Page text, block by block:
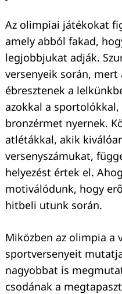
Az olimpiai játékokat
amely abból fakad,
legjobbjukat adják.
versenyeik során,
ébresztenek a
azokkal a
bronzérmet nyernek.
atlétákkal, akik
versenyszámukat,
helyezést értek el.
motiválódunk, hogy
hitbeli utunk során.
Miközben az olimpia a
sportversenyeit
nagyobbat is
csodának a